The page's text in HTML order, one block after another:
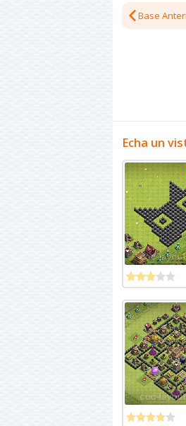
Base
Echa un